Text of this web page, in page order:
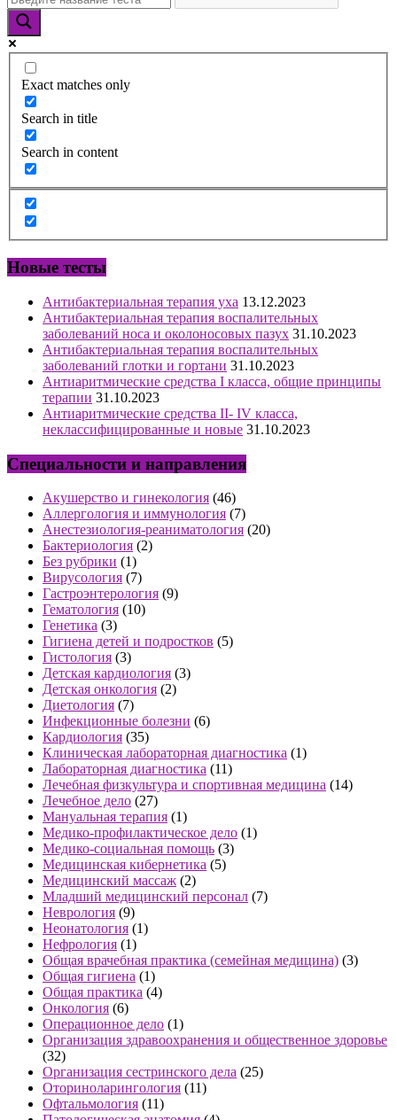
Exact matches only
Search in title
Search in content
Новые тесты
Антибактериальная терапия уха 13.12.2023
Антибактериальная терапия воспалительных
заболеваний носа и околоносовых пазух 31.10.2023
Антибактериальная терапия воспалительных
заболеваний глотки и гортани 31.10.2023
Антиаритмические средства I класса, общие принципы
терапии 31.10.2023
Антиаритмические средства II- IV класса,
неклассифицированные и новые 31.10.2023
Специальности и направления
Акушерство и гинекология (46)
Аллергология и иммунология (7)
Анестезиология-реаниматология (20)
Бактериология (2)
Без рубрики (1)
Вирусология (7)
Гастроэнтерология (9)
Гематология (10)
Генетика (3)
Гигиена детей и подростков (5)
Гистология (3)
Детская кардиология (3)
Детская онкология (2)
Диетология (7)
Инфекционные болезни (6)
Кардиология (35)
Клиническая лабораторная диагностика (1)
Лабораторная диагностика (11)
Лечебная физкультура и спортивная медицина (14)
Лечебное дело (27)
Мануальная терапия (1)
Медико-профилактическое дело (1)
Медико-социальная помощь (3)
Медицинская кибернетика (5)
Медицинский массаж (2)
Младший медицинский персонал (7)
Неврология (9)
Неонатология (1)
Нефрология (1)
Общая врачебная практика (семейная медицина) (3)
Общая гигиена (1)
Общая практика (4)
Онкология (6)
Операционное дело (1)
Организация здравоохранения и общественное здоровье
(32)
Организация сестринского дела (25)
Оториноларингология (11)
Офтальмология (11)